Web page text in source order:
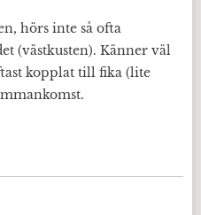
hörs inte så ofta
(västkusten). Känner väl
kopplat till fika (lite